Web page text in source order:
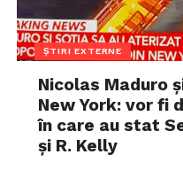
ȘTIRI EXTERNE
Nicolas Maduro
New York: vor fi
în care au stat
și R. Kelly